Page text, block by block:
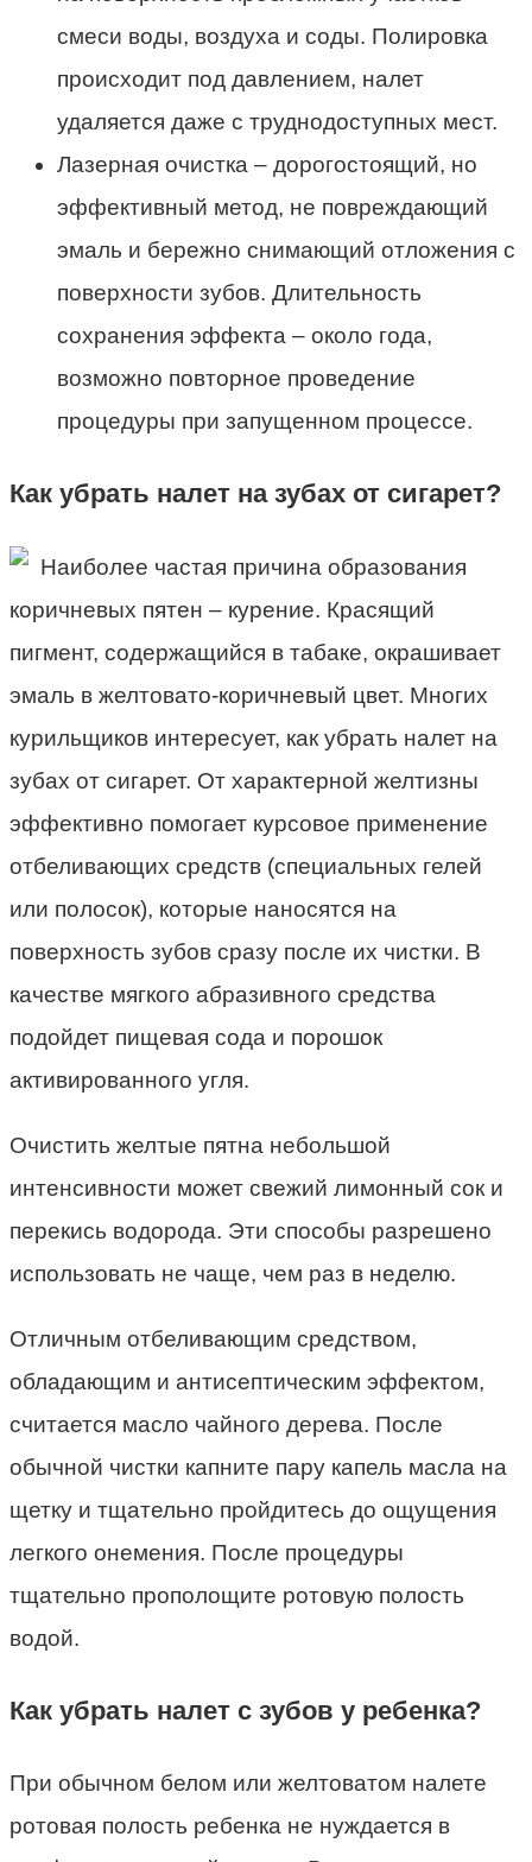
смеси воды, воздуха и соды. Полировка
происходит под давлением, налет
удаляется даже с труднодоступных мест.
Лазерная очистка – дорогостоящий, но
эффективный метод, не повреждающий
эмаль и бережно снимающий отложения с
поверхности зубов. Длительность
сохранения эффекта – около года,
возможно повторное проведение
процедуры при запущенном процессе.
Как убрать налет на зубах от сигарет?
Наиболее частая причина образования
коричневых пятен – курение. Красящий
пигмент, содержащийся в табаке, окрашивает
эмаль в желтовато-коричневый цвет. Многих
курильщиков интересует, как убрать налет на
зубах от сигарет. От характерной желтизны
эффективно помогает курсовое применение
отбеливающих средств (специальных гелей
или полосок), которые наносятся на
поверхность зубов сразу после их чистки. В
качестве мягкого абразивного средства
подойдет пищевая сода и порошок
активированного угля.
Очистить желтые пятна небольшой
интенсивности может свежий лимонный сок и
перекись водорода. Эти способы разрешено
использовать не чаще, чем раз в неделю.
Отличным отбеливающим средством,
обладающим и антисептическим эффектом,
считается масло чайного дерева. После
обычной чистки капните пару капель масла на
щетку и тщательно пройдитесь до ощущения
легкого онемения. После процедуры
тщательно прополощите ротовую полость
водой.
Как убрать налет с зубов у ребенка?
При обычном белом или желтоватом налете
ротовая полость ребенка не нуждается в